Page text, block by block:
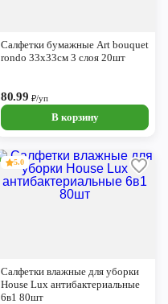
Салфетки бумажные Art bouquet
rondo 33х33см 3 слоя 20шт
80.99₽/уп
В корзину
5.0
Салфетки влажные для уборки
House Lux антибактериальные
6в1 80шт